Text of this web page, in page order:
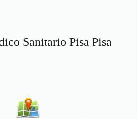
Sanitario Pisa Pisa